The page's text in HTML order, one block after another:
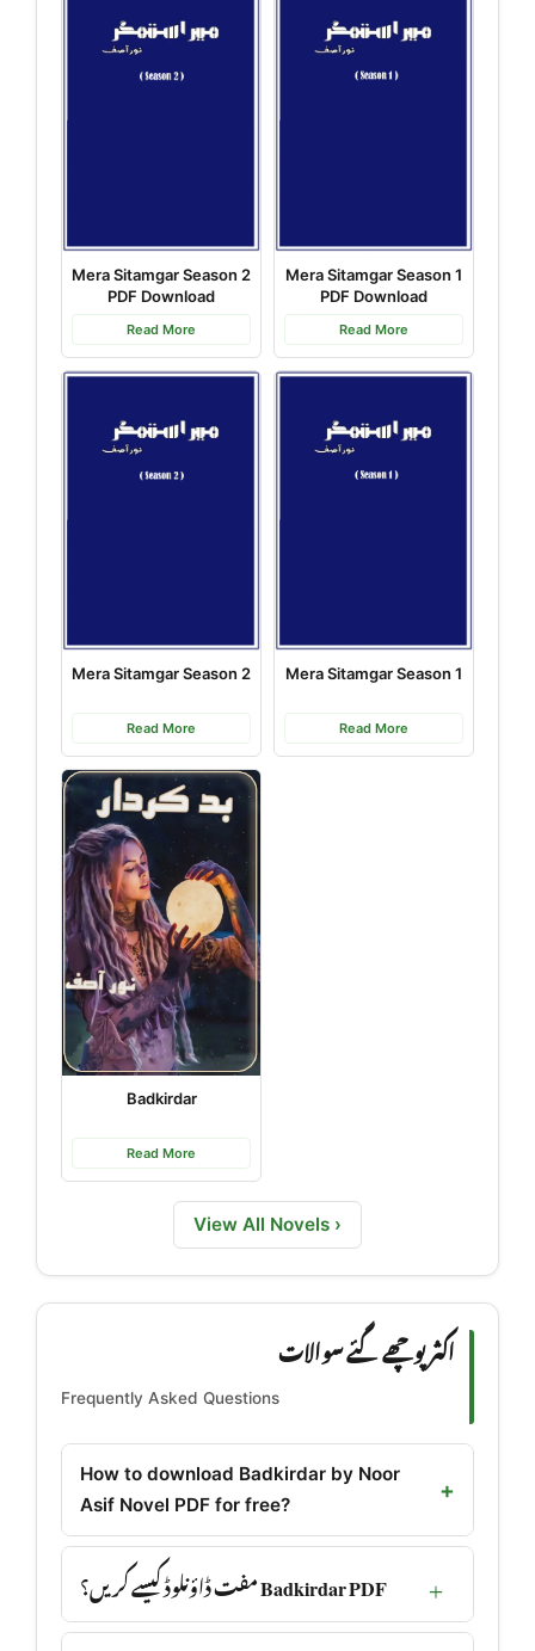
Mera Sitamgar Season 2
PDF Download
Read More
Mera Sitamgar Season 1
PDF Download
Read More
Mera Sitamgar Season 2
Read More
Mera Sitamgar Season 1
Read More
Badkirdar
Read More
View All Novels ›
اکثر پوچھے گئے سوالات
Frequently Asked Questions
How to download Badkirdar by Noor
Asif Novel PDF for free?
Badkirdar PDF مفت ڈاؤنلوڈ کیسے کریں؟